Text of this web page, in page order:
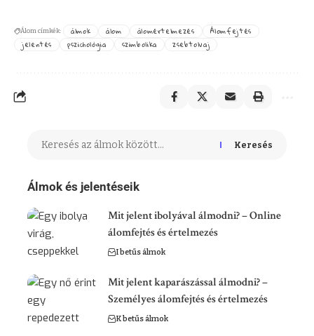
Álom címkék: álmok álom álomértelmezés
Álomfejtés
jelentés
pszichológia szimbolika zsebtolvaj
Keresés
Álmok és jelentéseik
Mit jelent ibolyával álmodni? – Online
álomfejtés és értelmezés
I betűs álmok
Mit jelent kaparászással álmodni? –
Személyes álomfejtés és értelmezés
K betűs álmok